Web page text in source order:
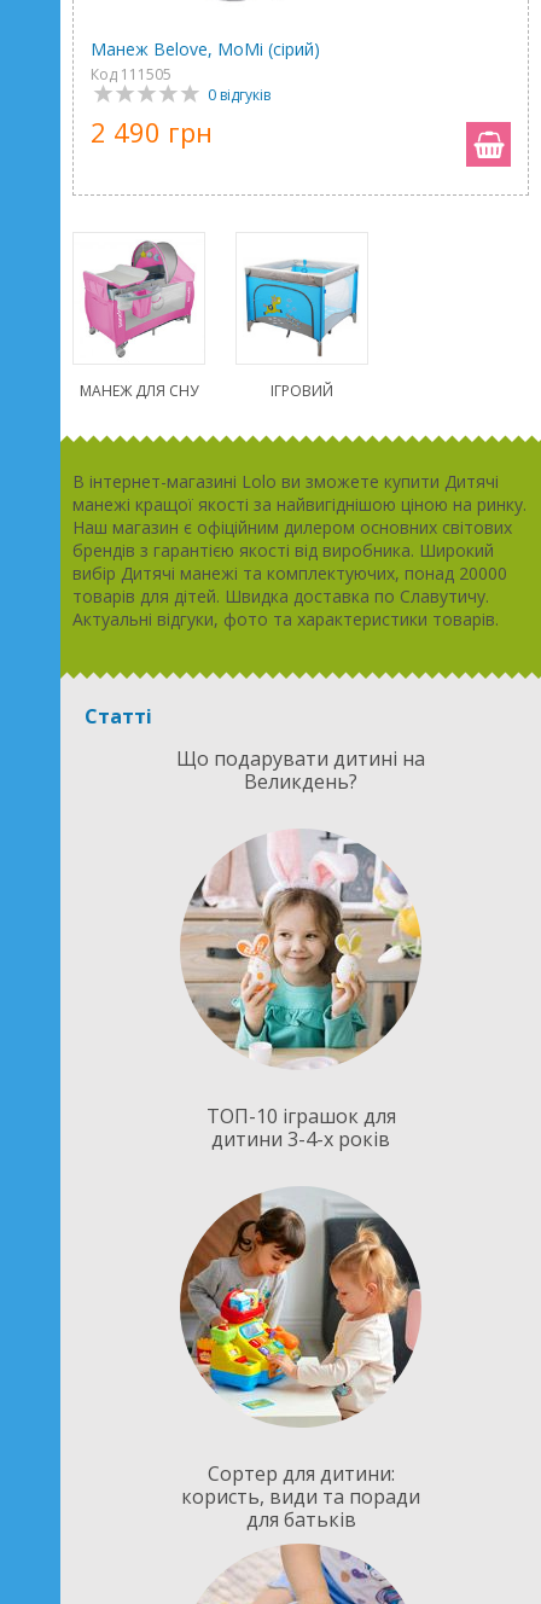
Манеж Belove, MoMi (сірий)
Код 111505
0 відгуків
2 490 грн
МАНЕЖ ДЛЯ СНУ ІГРОВИЙ
В інтернет-магазині Lolo ви зможете купити Дитячі
манежі кращої якості за найвигіднішою ціною на ринку.
Наш магазин є офіційним дилером основних світових
брендів з гарантією якості від виробника. Широкий
вибір Дитячі манежі та комплектуючих, понад 20000
товарів для дітей. Швидка доставка по Славутичу.
Актуальні відгуки, фото та характеристики товарів.
Статті
Що подарувати дитині на
Великдень?
ТОП-10 іграшок для
дитини 3-4-х років
Сортер для дитини:
користь, види та поради
для батьків